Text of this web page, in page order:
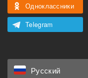
Одноклассники
Telegram
Русский